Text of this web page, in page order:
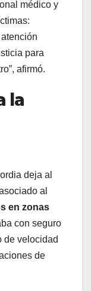
médico y
para
afirmó.
la
deja al
al
en zonas
con seguro
de velocidad
de